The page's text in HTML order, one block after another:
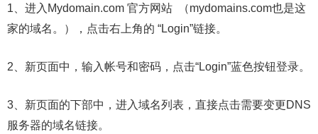
1、进入Mydomain.com 官方网站 （mydomains.com也是这
家的域名。），点击右上角的 “Login”链接。
2、新页面中，输入帐号和密码，点击“Login”蓝色按钮登录。
3、新页面的下部中，进入域名列表，直接点击需要变更DNS
服务器的域名链接。